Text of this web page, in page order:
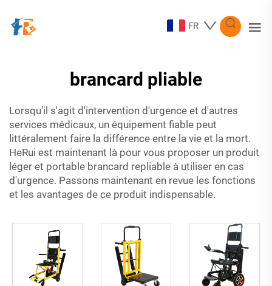
FR
brancard pliable
Lorsqu'il s'agit d'intervention d'urgence et d'autres
services médicaux, un équipement fiable peut
littéralement faire la différence entre la vie et la mort.
HeRui est maintenant là pour vous proposer un produit
léger et portable brancard repliable à utiliser en cas
d'urgence. Passons maintenant en revue les fonctions
et les avantages de ce produit indispensable.